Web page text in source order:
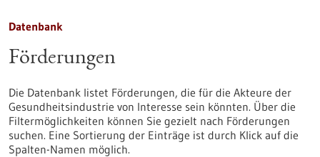
Datenbank
Förderungen
Die Datenbank listet Förderungen, die für die Akteure der
Gesundheitsindustrie von Interesse sein könnten. Über die
Filtermöglichkeiten können Sie gezielt nach Förderungen
suchen. Eine Sortierung der Einträge ist durch Klick auf die
Spalten-Namen möglich.